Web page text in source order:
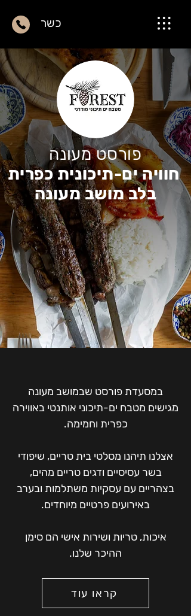
כשר
פורסט מעונה
חוויה ים-תיכונית כפרית
בלב מושב מעונה
במסעדת פורסט שבמושב מעונה
מגישים מטבח ים-תיכוני אותנטי באווירה
כפרית וחמימה.
אצלנו תיהנו מסלטי בית טריים, שיפודי
בשר עסיסיים ודגים טריים מהים,
בצהריים עם עסקיות משתלמות ובערב
באירועים פרטיים מיוחדים.
איכות, טריות ושירות אישי הם סימן
ההיכר שלנו.
קראו עוד